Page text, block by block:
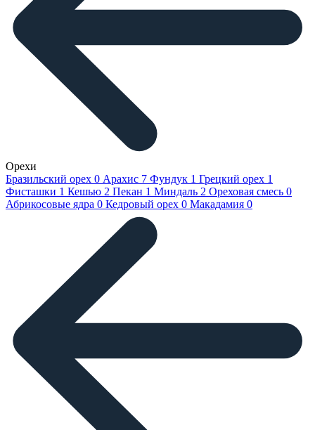
Орехи
Бразильский орех 0 Арахис 7 Фундук 1 Грецкий орех 1
Фисташки 1 Кешью 2 Пекан 1 Миндаль 2 Ореховая смесь 0
Абрикосовые ядра 0 Кедровый орех 0 Макадамия 0